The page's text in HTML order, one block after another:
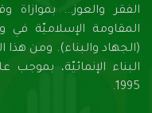
الفقر والعوز... بموازاة
المقاومة الإسلاميّة في
(الجهاد والبناء). ومن
1995.